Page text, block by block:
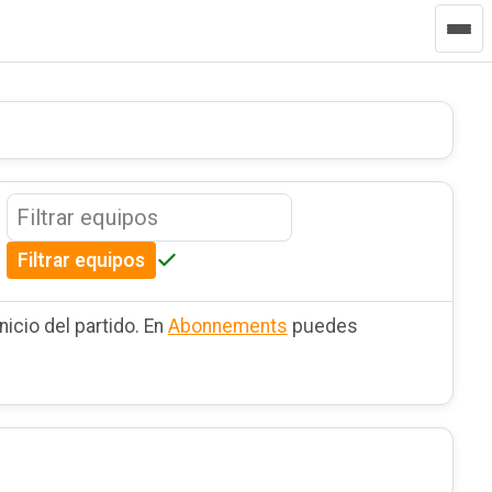
Filtrar equipos
del partido. En Abonnements puedes